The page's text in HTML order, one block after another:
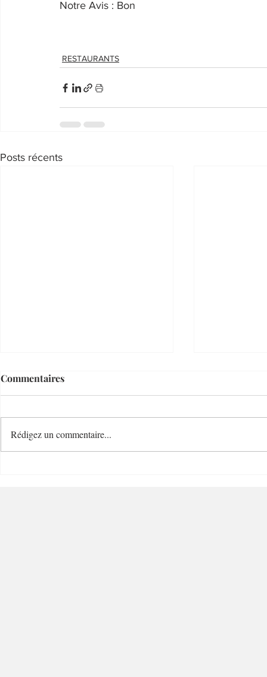
Notre Avis : Bon
RESTAURANTS
Posts récents
Commentaires
Rédigez un commentaire...